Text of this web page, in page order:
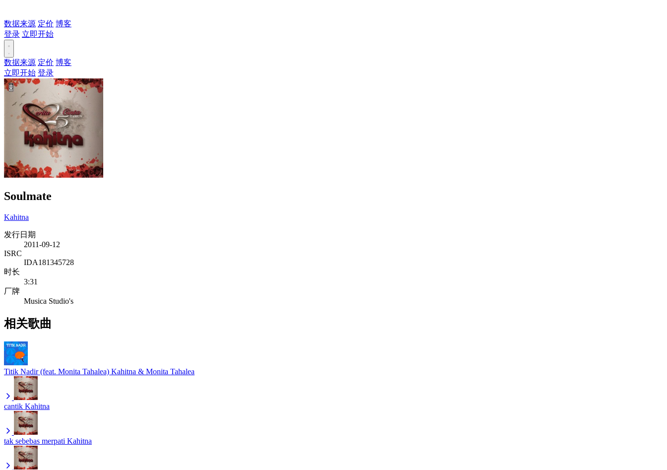
数据来源 定价 博客
登录 立即开始
数据来源 定价 博客
立即开始 登录
Soulmate
Kahitna
发行日期
2011-09-12
ISRC
IDA181345728
时长
3:31
厂牌
Musica Studio's
相关歌曲
Titik Nadir (feat. Monita Tahalea) Kahitna & Monita Tahalea
cantik Kahitna
tak sebebas merpati Kahitna